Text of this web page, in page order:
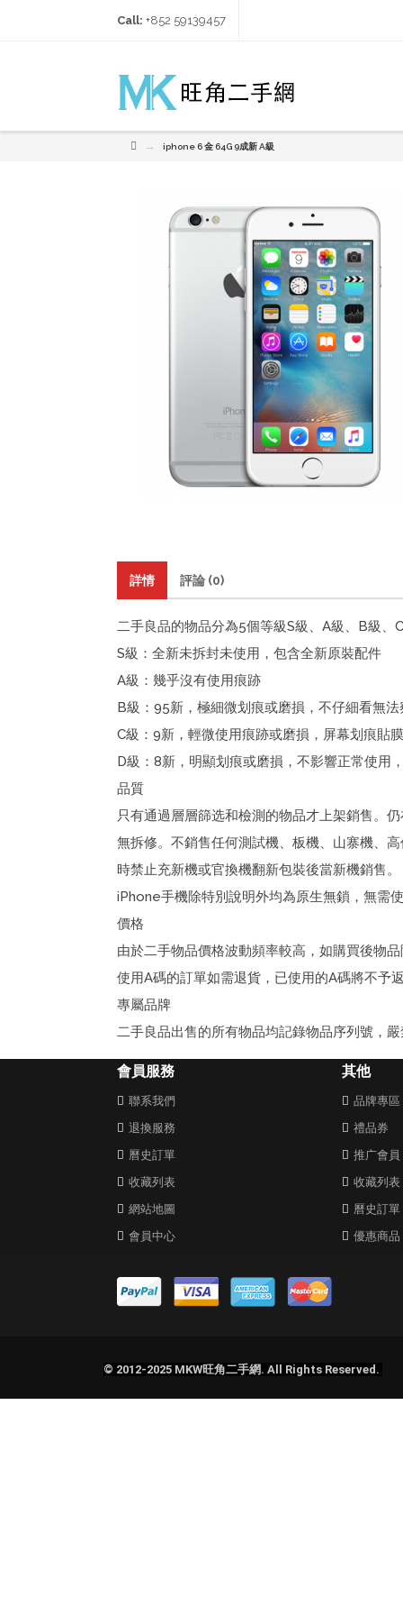
Call: +852 59139457‬
→ iphone 6 金 64G 9成新 A級
詳情 評論 (0)
二手良品的物品分為5個等級S級、A級、B級、
S級：全新未拆封未使用，包含全新原裝配件
A級：幾乎沒有使用痕跡
B級：95新，極細微划痕或磨損，不仔細看無法
C級：9新，輕微使用痕跡或磨損，屏幕划痕貼
D級：8新，明顯划痕或磨損，不影響正常使用
品質
只有通過層層篩选和檢測的物品才上架銷售。
無拆修。不銷售任何測試機、板機、山寨機、
時禁止充新機或官換機翻新包裝後當新機銷售。
iPhone手機除特別說明外均為原生無鎖，無需
價格
由於二手物品價格波動頻率較高，如購買後物
使用A碼的訂單如需退貨，已使用的A碼將不予
專屬品牌
二手良品出售的所有物品均記錄物品序列號，
會員服務
聯系我們
退換服務
曆史訂單
收藏列表
網站地圖
會員中心
其他
品牌專區
禮品券
推广會員
收藏列表
曆史訂單
優惠商品
© 2012-2025 MKW旺角二手網. All Rights Reserved.